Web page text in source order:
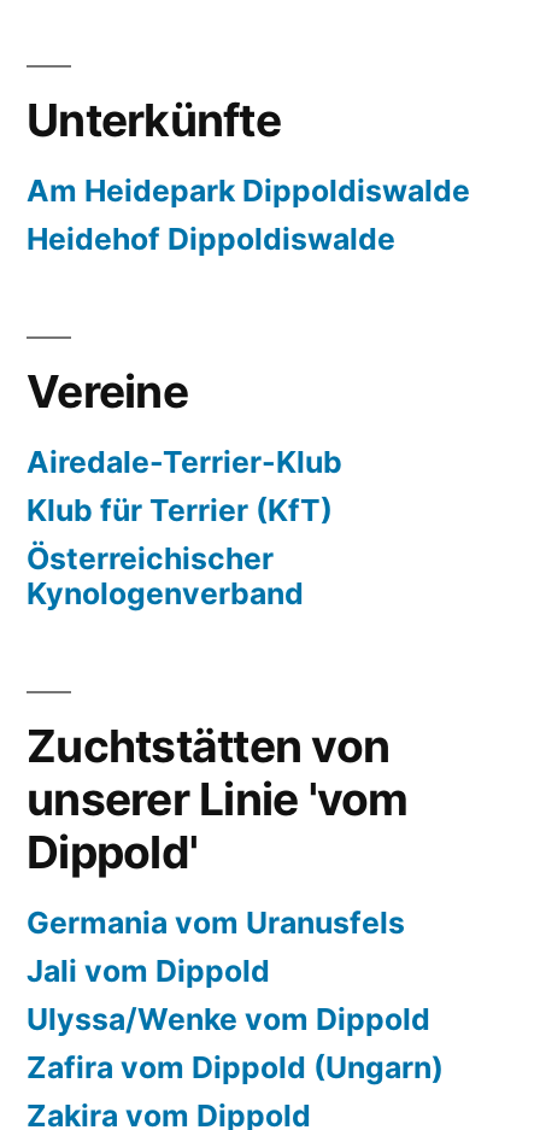
Unterkünfte
Am Heidepark Dippoldiswalde
Heidehof Dippoldiswalde
Vereine
Airedale-Terrier-Klub
Klub für Terrier (KfT)
Österreichischer
Kynologenverband
Zuchtstätten von
unserer Linie 'vom
Dippold'
Germania vom Uranusfels
Jali vom Dippold
Ulyssa/Wenke vom Dippold
Zafira vom Dippold (Ungarn)
Zakira vom Dippold